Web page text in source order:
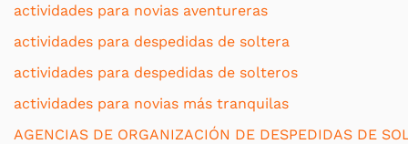
actividades para novias aventureras
actividades para despedidas de soltera
actividades para despedidas de solteros
actividades para novias más tranquilas
AGENCIAS DE ORGANIZACIÓN DE DESPEDIDAS DE